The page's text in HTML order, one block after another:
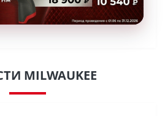
MILWAUKEE